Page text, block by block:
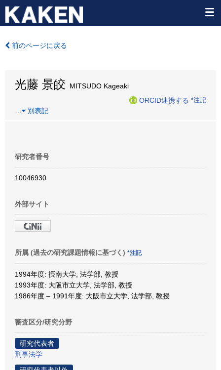
前のページに戻る
光藤 景皎 MITSUDO Kageaki
ORCID連携する *注記
別表記
研究者番号
10046930
外部サイト
所属 (過去の研究課題情報に基づく) *注記
1994年度: 摂南大学, 法学部, 教授
1993年度: 大阪市立大学, 法学部, 教授
1986年度 – 1991年度: 大阪市立大学, 法学部, 教授
審査区分/研究分野
研究代表者
刑事法学